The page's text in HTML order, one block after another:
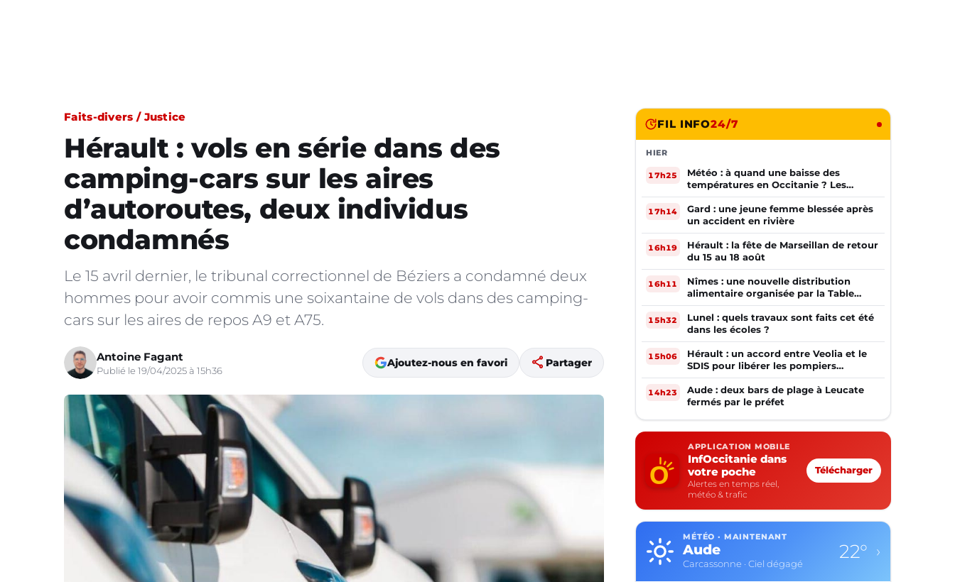
Faits-divers / Justice
Hérault : vols en série dans des
camping-cars sur les aires
d’autoroutes, deux individus
condamnés
Le 15 avril dernier, le tribunal correctionnel de Béziers a condamné deux
hommes pour avoir commis une soixantaine de vols dans des camping-
cars sur les aires de repos A9 et A75.
Antoine Fagant
Publié le 19/04/2025 à 15h36
Ajoutez-nous en favori share Partager
FIL INFO24/7
HIER
17h25
Météo : à quand une baisse des
températures en Occitanie ? Les
prévisions
17h14
Gard : une jeune femme blessée après
un accident en rivière
16h19
Hérault : la fête de Marseillan de retour
du 15 au 18 août
16h11
Nîmes : une nouvelle distribution
alimentaire organisée par la Table
Ouverte
15h32
Lunel : quels travaux sont faits cet été
dans les écoles ?
15h06
Hérault : un accord entre Veolia et le
SDIS pour libérer les pompiers
volontaires
14h23
Aude : deux bars de plage à Leucate
fermés par le préfet
APPLICATION MOBILE
InfOccitanie dans
votre poche
Alertes en temps réel,
météo & trafic
Télécharger
MÉTÉO · MAINTENANT
Aude
Carcassonne · Ciel dégagé
22° ›